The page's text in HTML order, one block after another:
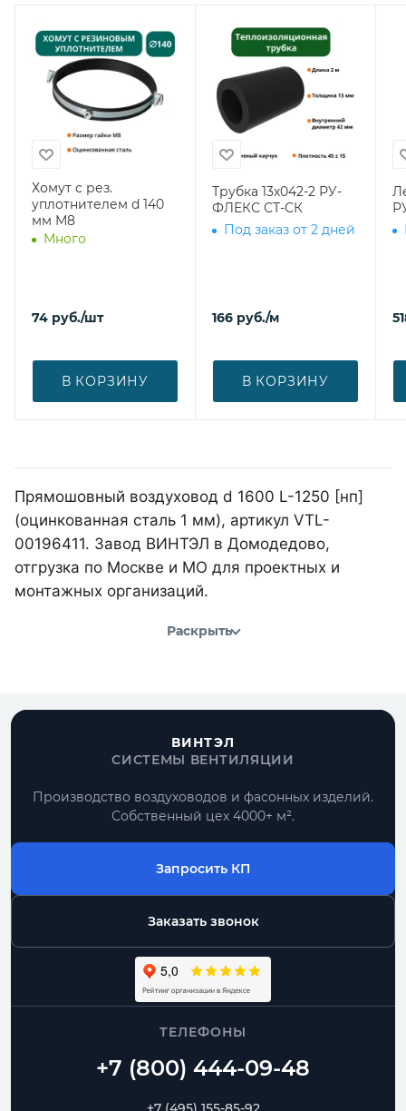
Хомут с рез.
уплотнителем d 140
мм М8
Много
74 руб./шт
В КОРЗИНУ
Трубка 13х042-2 РУ-
ФЛЕКС СТ-СК
Под заказ от 2 дней
166 руб./м
В КОРЗИНУ
Прямошовный воздуховод d 1600 L-1250 [нп]
(оцинкованная сталь 1 мм), артикул VTL-
00196411. Завод ВИНТЭЛ в Домодедово,
отгрузка по Москве и МО для проектных и
монтажных организаций.
Раскрыть
ВИНТЭЛ
СИСТЕМЫ ВЕНТИЛЯЦИИ
Производство воздуховодов и фасонных изделий.
Собственный цех 4000+ м².
Запросить КП
Заказать звонок
ТЕЛЕФОНЫ